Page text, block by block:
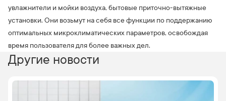
увлажнители и мойки воздуха, бытовые приточно-вытяжные
установки. Они возьмут на себя все функции по поддержанию
оптимальных микроклиматических параметров, освобождая
время пользователя для более важных дел.
Другие новости